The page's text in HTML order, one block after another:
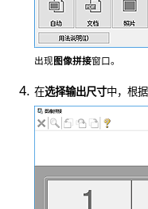
出现图像拼接窗口。
在选择输出尺寸中，根